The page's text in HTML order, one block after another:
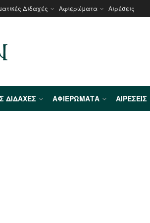
Διδαχές Αφιερώματα Αιρέσεις
ΔΙΔΑΧΈΣ ΑΦΙΕΡΏΜΑΤΑ ΑΙΡΈΣΕΙΣ